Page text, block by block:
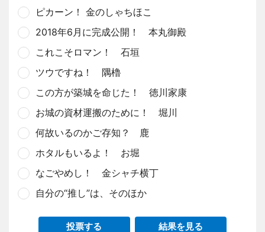
ピカーン！ 金のしゃちほこ
2018年6月に完成公開！ 本丸御殿
これこそロマン！ 石垣
ツウですね！ 隅櫓
この方が築城を命じた！ 徳川家康
お城の資材運搬のために！ 堀川
何故いるのかご存知？ 鹿
ホタルもいるよ！ お堀
なごやめし！ 金シャチ横丁
自分の“推し”は、そのほか
投票する 結果を見る